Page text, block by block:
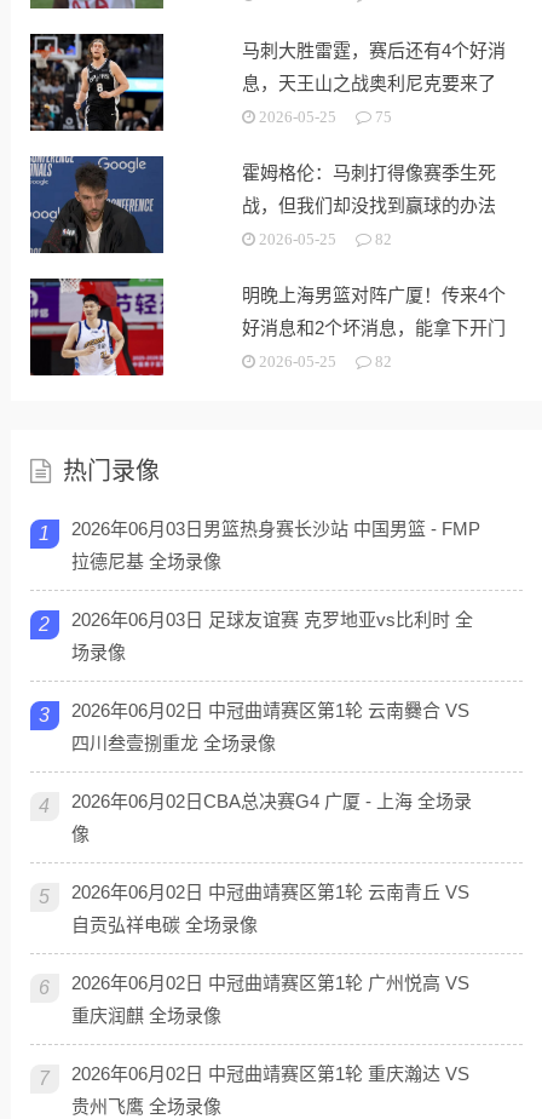
马刺大胜雷霆，赛后还有4个好消
息，天王山之战奥利尼克要来了
2026-05-25 75
霍姆格伦：马刺打得像赛季生死
战，但我们却没找到赢球的办法
2026-05-25 82
明晚上海男篮对阵广厦！传来4个
好消息和2个坏消息，能拿下开门
红2026-05-25 82
热门录像
1
2026年06月03日男篮热身赛长沙站 中国男篮 - FMP
拉德尼基 全场录像
2
2026年06月03日 足球友谊赛 克罗地亚vs比利时 全
场录像
3
2026年06月02日 中冠曲靖赛区第1轮 云南爨合 VS
四川叁壹捌重龙 全场录像
4
2026年06月02日CBA总决赛G4 广厦 - 上海 全场录
像
5
2026年06月02日 中冠曲靖赛区第1轮 云南青丘 VS
自贡弘祥电碳 全场录像
6
2026年06月02日 中冠曲靖赛区第1轮 广州悦高 VS
重庆润麒 全场录像
7
2026年06月02日 中冠曲靖赛区第1轮 重庆瀚达 VS
贵州飞鹰 全场录像